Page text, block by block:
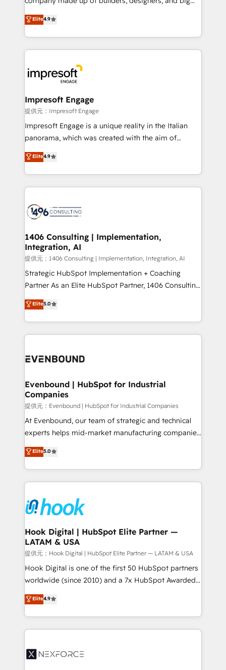
Platform Migration Excellence. • Top 3 Partner of the
Year LATAM 2022, 2023, 2024, 2025. • Partner of the
business with HubSpot? Let Cebra’s experts help
you grow faster, smarter, and with impact.
thinkers. We blend strategy, design, and
development—always fueled by curiosity—to turn
ideas, opportunities, and challenges into meaningful
experiences. To us, technology is more than just
and—most importantly—simple. That’s why we lean
into bold ideas and shape them into thoughtful
products and strategies that actually make a
difference.
Elite4.9
Impresoft Engage
提供元：Impresoft Engage
Impresoft Engage is a unique reality in the Italian
panorama, which was created with the aim of
putting Customer Experience at the center by
creating digital environments capable of integrating
people, processes and data. We offer the best
digital solutions on the market, ranging from CRM
marketing automation to online and offline sales
allowing companies to optimize processes and meet
the needs of the customer. We are part of Impresoft
Group, a group of specialized and complementary
companies that divide their offer into 4
Competence Centers: Smart Manufacturing,
The synergies generated by these integrations,
together with the combination of talents, skills,
to accompany companies on their digital
Elite4.9
1406 Consulting | Implementation,
Integration, AI
提供元：1406 Consulting | Implementation, Integration, AI
Strategic HubSpot Implementation + Coaching
Partner As an Elite HubSpot Partner, 1406 Consulting
helps mid-market revenue teams transform how
they sell, market, and serve. We don't just build your
HubSpot—we teach your team to own it, then stay
to help you keep winning. What We Do ⚙️ CRM
Data & Content 📈 Sales & Marketing Alignment +
Agent Creation 🔄 Custom Integrations & Data
Migration Why 1406 We become part of your team.
Your team learns while we build. We fix what others
broke. Built for mid-market reality—practical
solutions that work with your actual headcount and
HubSpot partners 🔄 Top 5% globally in client
retention 📅 8+ years of consistent results since 2017
move beyond spreadsheets into unified systems
that drive real business results.
Elite5.0
Evenbound | HubSpot for Industrial
Companies
提供元：Evenbound | HubSpot for Industrial Companies
At Evenbound, our team of strategic and technical
experts helps mid-market manufacturing companies
achieve real growth. We specialize in delivering
tailored solutions that drive results by leveraging
HubSpot’s platform and data to fuel success.
Technical Solutions: - HubSpot Technical Consulting -
Onboarding - Data Migration & Integrations -
Technical Audit & Optimization Strategic Solutions: -
Revenue Operations - Inbound Marketing -
Outbound Marketing - HubSpot CMS Website
Design & Development We empower our clients to
reach their full potential by providing transparent,
relationship-driven support. With over 300 HubSpot
technical know-how and strategic guidance you
need to succeed.
Elite5.0
Hook Digital | HubSpot Elite Partner —
LATAM & USA
提供元：Hook Digital | HubSpot Elite Partner — LATAM & USA
Hook Digital is one of the first 50 HubSpot partners
worldwide (since 2010) and a 7x HubSpot Awarded
Elite Partner. With 500+ projects across the U.S.,
Brazil, and LATAM, we combine global expertise with
regional experience. Today, we are Brazil’s largest
HubSpot Elite Partner—trusted by companies across
Implementation & Migration Onboarding across all
Elite4.9